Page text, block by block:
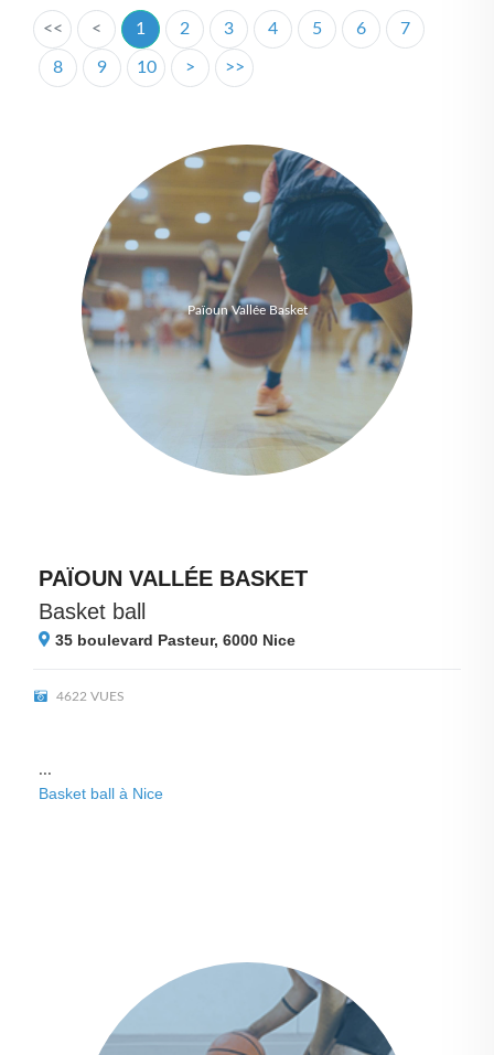
<< < 1 2 3 4 5 6 7
8 9 10 > >>
Païoun Vallée Basket
PAÏOUN VALLÉE BASKET
Basket ball
35 boulevard Pasteur, 6000 Nice
4622 VUES
...
Basket ball à Nice